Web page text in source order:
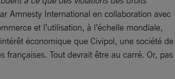
Amnesty International en collaboration avec
et l’utilisation, à l’échelle mondiale,
économique que Civipol, une société de
françaises. Tout devrait être au carré. Or, pas